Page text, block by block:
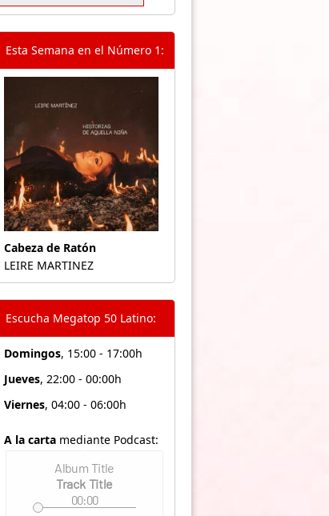
Esta Semana en el Número 1:
Cabeza de Ratón
LEIRE MARTINEZ
Escucha Megatop 50 Latino:
Domingos, 15:00 - 17:00h
Jueves, 22:00 - 00:00h
Viernes, 04:00 - 06:00h
A la cartamediante Podcast: